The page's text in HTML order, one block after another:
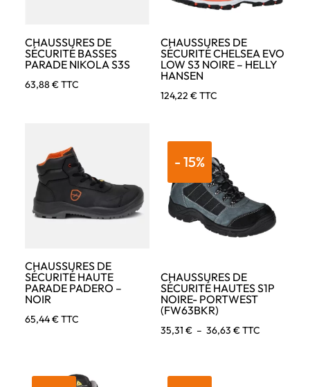
CHAUSSURES DE
SÉCURITÉ BASSES
PARADE NIKOLA S3S
63,88 €TTC
CHAUSSURES DE
SÉCURITÉ CHELSEA EVO
LOW S3 NOIRE – HELLY
HANSEN
124,22 €TTC
CHAUSSURES DE
SÉCURITÉ HAUTE
PARADE PADERO –
NOIR
65,44€TTC
- 15%
CHAUSSURES DE
SÉCURITÉ HAUTES S1P
NOIRE- PORTWEST
(FW63BKR)
35,31 € – 36,63 €Plage
TTC